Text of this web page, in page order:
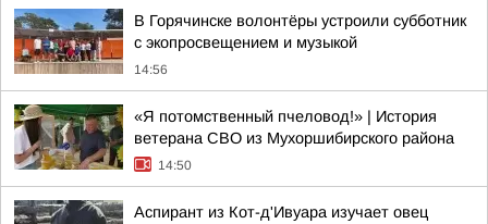
В Горячинске волонтёры устроили субботник
с экопросвещением и музыкой
14:56
«Я потомственный пчеловод!» | История
ветерана СВО из Мухоршибирского района
14:50
Аспирант из Кот-д'Ивуара изучает овец